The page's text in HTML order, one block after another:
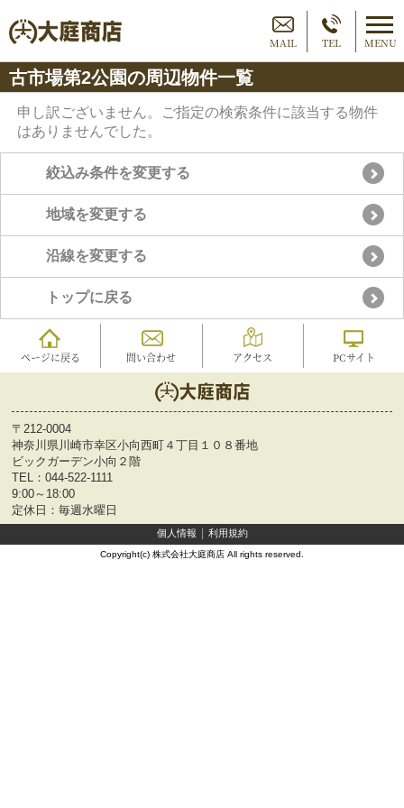
MAIL TEL MENU
古市場第2公園の周辺物件一覧
申し訳ございません。ご指定の検索条件に該当する物件
はありませんでした。
絞込み条件を変更する
地域を変更する
沿線を変更する
トップに戻る
ページに戻る 問い合わせ アクセス PCサイト
〒212-0004
神奈川県川崎市幸区小向西町４丁目１０８番地
ビックガーデン小向２階
TEL： 044-522-1111
9:00～18:00
定休日：毎週水曜日
個人情報 利用規約
Copyright(c) 株式会社大庭商店 All rights reserved.